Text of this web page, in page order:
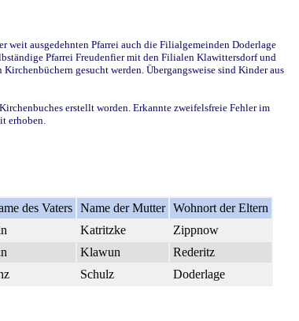
weit ausgedehnten Pfarrei auch die Filialgemeinden Doderlage
Pfarrei Freudenfier mit den Filialen Klawittersdorf und
gesucht werden. Übergangsweise sind Kinder aus
erstellt worden. Erkannte zweifelsfreie Fehler im
erhoben.
des Vaters Name der Mutter Wohnort der Eltern
Katritzke
Zippnow
Klawun
Rederitz
Schulz Doderlage